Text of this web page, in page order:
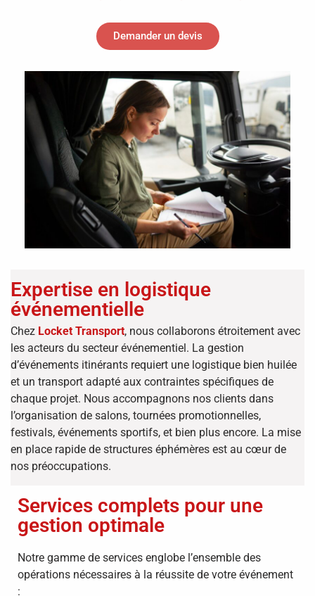
Demander un devis
Expertise en logistique
événementielle
Chez Locket Transport, nous collaborons étroitement avec
les acteurs du secteur événementiel. La gestion
d’événements itinérants requiert une logistique bien huilée
et un transport adapté aux contraintes spécifiques de
chaque projet. Nous accompagnons nos clients dans
l’organisation de salons, tournées promotionnelles,
festivals, événements sportifs, et bien plus encore. La mise
en place rapide de structures éphémères est au cœur de
nos préoccupations.
Services complets pour une
gestion optimale
Notre gamme de services englobe l’ensemble des
opérations nécessaires à la réussite de votre événement
: